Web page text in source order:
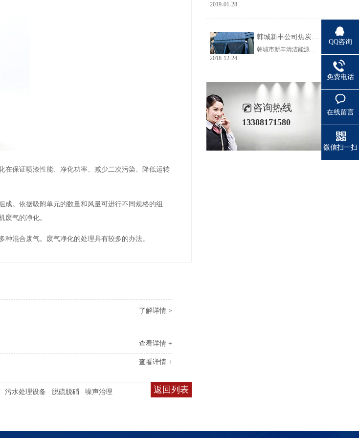
在保证喷漆性能、净化功率、减少二次污染、降低运转
。依据吸附单元的数量和风量可进行不同规格的组
废气的净化。
混合废气。废气净化的处理具有较多的办法。
了解详情 >
查看详情 +
查看详情 +
返回列表
污水处理设备 脱硫脱硝 噪声治理
2019-01-28
韩城新丰公司焦炭输送线除尘工程完美收官
韩城市新丰清洁能源科技有限公司隶属于上市公司黑猫焦化，焦炭输送线除尘系统于近期完美收官。该输送线共计500多米长，通过布置在高空走廊里的输送皮带连接为一条完整的生产线，过程分为投料、破碎、筛分、传送等工艺。整条输送线分四个转运站、两条分流线，将制备好的焦炭送入煤气生产工段。各个工艺阶段均有大量焦炭粉尘产生，这不仅严重影响现场职业卫生，而且因产尘点高，污染面覆盖范围广。
2018-12-24
咨询热线
13388171580
QQ咨询
免费电话
在线留言
微信扫一扫